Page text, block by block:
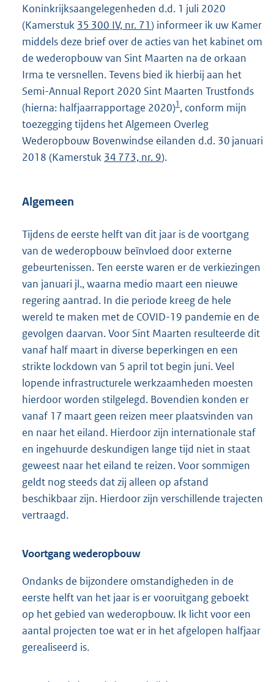
Koninkrijksaangelegenheden d.d. 1 juli 2020
(Kamerstuk 35 300 IV, nr. 71) informeer ik uw Kamer
middels deze brief over de acties van het kabinet om
de wederopbouw van Sint Maarten na de orkaan
Irma te versnellen. Tevens bied ik hierbij aan het
Semi-Annual Report 2020 Sint Maarten Trustfonds
(hierna: halfjaarrapportage 2020)1, conform mijn
toezegging tijdens het Algemeen Overleg
Wederopbouw Bovenwindse eilanden d.d. 30 januari
2018 (Kamerstuk 34 773, nr. 9).
Algemeen
Tijdens de eerste helft van dit jaar is de voortgang
van de wederopbouw beïnvloed door externe
gebeurtenissen. Ten eerste waren er de verkiezingen
van januari jl., waarna medio maart een nieuwe
regering aantrad. In die periode kreeg de hele
wereld te maken met de COVID-19 pandemie en de
gevolgen daarvan. Voor Sint Maarten resulteerde dit
vanaf half maart in diverse beperkingen en een
strikte lockdown van 5 april tot begin juni. Veel
lopende infrastructurele werkzaamheden moesten
hierdoor worden stilgelegd. Bovendien konden er
vanaf 17 maart geen reizen meer plaatsvinden van
en naar het eiland. Hierdoor zijn internationale staf
en ingehuurde deskundigen lange tijd niet in staat
geweest naar het eiland te reizen. Voor sommigen
geldt nog steeds dat zij alleen op afstand
beschikbaar zijn. Hierdoor zijn verschillende trajecten
vertraagd.
Voortgang wederopbouw
Ondanks de bijzondere omstandigheden in de
eerste helft van het jaar is er vooruitgang geboekt
op het gebied van wederopbouw. Ik licht voor een
aantal projecten toe wat er in het afgelopen halfjaar
gerealiseerd is.